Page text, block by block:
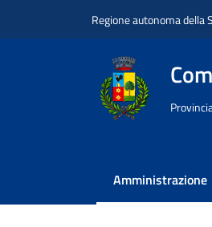
Regione autonoma della
Amministrazione